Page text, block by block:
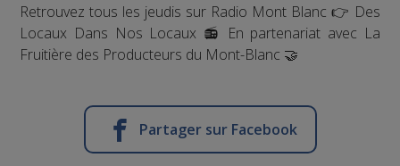
Retrouvez tous les jeudis sur Radio Mont Blanc 👉 Des
Locaux Dans Nos Locaux 📻 En partenariat avec La
Fruitière des Producteurs du Mont-Blanc 🤝
Partager sur Facebook